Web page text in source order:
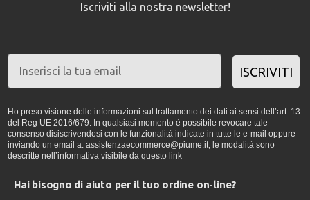
Iscriviti alla nostra newsletter!
ISCRIVITI
Ho preso visione delle informazioni sul trattamento dei dati ai sensi dell’art. 13
del Reg UE 2016/679. In qualsiasi momento è possibile revocare tale
consenso disiscrivendosi con le funzionalità indicate in tutte le e-mail oppure
inviando un email a: assistenzaecommerce@piume.it, le modalità sono
descritte nell’informativa visibile da questo link
Hai bisogno di aiuto per il tuo ordine on-line?